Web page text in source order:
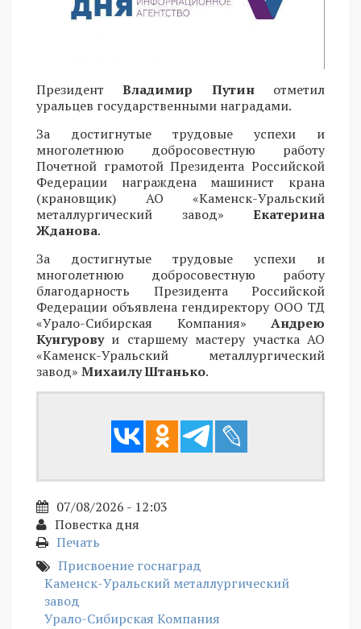
ПрезидентВладимир Путин отметил
уральцев государственными наградами.
За достигнутые трудовые успехи и
многолетнюю добросовестную работу
Почетной грамотой Президента Российской
Федерации награждена машинист крана
(крановщик) АО «Каменск-Уральский
металлургический завод» Екатерина
Жданова.
За достигнутые трудовые успехи и
многолетнюю добросовестную работу
благодарность Президента Российской
Федерации объявлена гендиректору ООО ТД
«Урало-Сибирская Компания» Андрею
Кунгуровуи старшему мастеру участка АО
«Каменск-Уральский металлургический
завод» Михаилу Штанько.
07/08/2026 - 12:03
Повестка дня
Печать
Присвоение госнаград
Каменск-Уральский металлургический
завод
Урало-Сибирская Компания